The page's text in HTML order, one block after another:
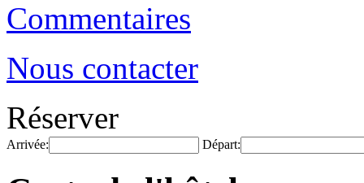
Commentaires
Nous contacter
Réserver
Arrivée: Départ: